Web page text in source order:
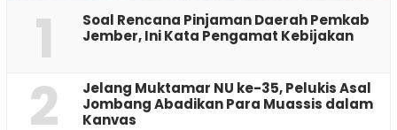
1
‎Soal Rencana Pinjaman Daerah Pemkab
Jember, Ini Kata Pengamat Kebijakan ‎
2
Jelang Muktamar NU ke-35, Pelukis Asal
Jombang Abadikan Para Muassis dalam
Kanvas